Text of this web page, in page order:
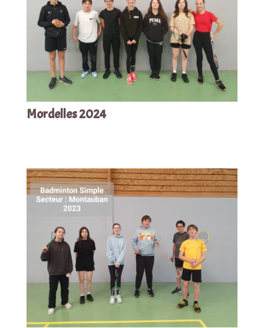
Mordelles 2024